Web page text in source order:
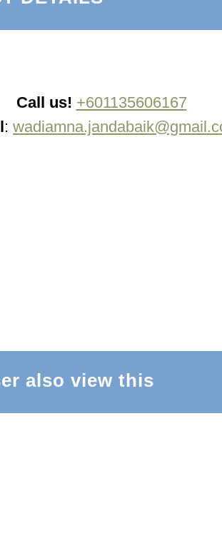
Call us! +601135606167
:
also view this